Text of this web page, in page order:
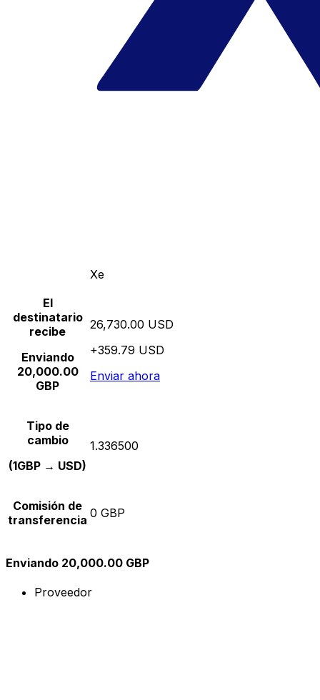
Xe
El
destinatario
recibe
Enviando
20,000.00
GBP
26,730.00 USD
+359.79 USD
Enviar ahora
Tipo de
cambio
(1GBP → USD)
1.336500
Comisión de
transferencia 0 GBP
Enviando 20,000.00 GBP
Proveedor